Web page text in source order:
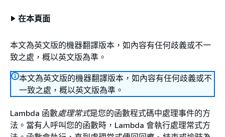
在本頁面
本文為英文版的機器翻譯版本，如內容有任何歧義或不一
致之處，概以英文版為準。
本文為英文版的機器翻譯版本，如內容有任何歧義或不
一致之處，概以英文版為準。
Lambda 函數處理常式是您的函數程式碼中處理事件的方
法。當有人呼叫您的函數時，Lambda 會執行處理常式方